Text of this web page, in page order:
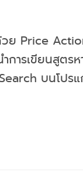
วย Price
การเขียนสูตร
บนโปร